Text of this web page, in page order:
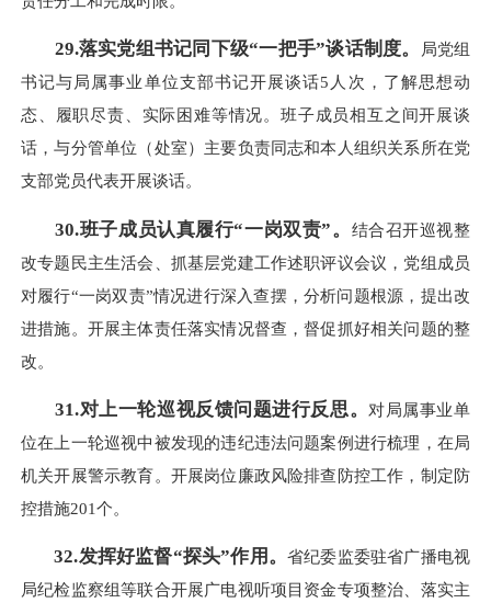
29.落实党组书记同下级“一把手”谈话制度。
局党组
书记与局属事业单位支部书记开展谈话5人次，了解思想动
态、履职尽责、实际困难等情况。班子成员相互之间开展谈
话，与分管单位（处室）主要负责同志和本人组织关系所在党
支部党员代表开展谈话。
30.班子成员认真履行“一岗双责”。 结合召开巡视整
改专题民主生活会、抓基层党建工作述职评议会议，党组成员
对履行“一岗双责”情况进行深入查摆，分析问题根源，提出改
进措施。开展主体责任落实情况督查，督促抓好相关问题的整
改。
31.对上一轮巡视反馈问题进行反思。
对局属事业单
位在上一轮巡视中被发现的违纪违法问题案例进行梳理，在局
机关开展警示教育。开展岗位廉政风险排查防控工作，制定防
控措施201个。
32.发挥好监督“探头”作用。省纪委监委驻省广播电视
局纪检监察组等联合开展广电视听项目资金专项整治、落实主